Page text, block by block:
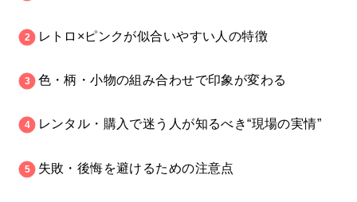
レトロ×ピンクが似合いやすい人の特徴
色・柄・小物の組み合わせで印象が変わる
レンタル・購入で迷う人が知るべき“現場の実情”
失敗・後悔を避けるための注意点